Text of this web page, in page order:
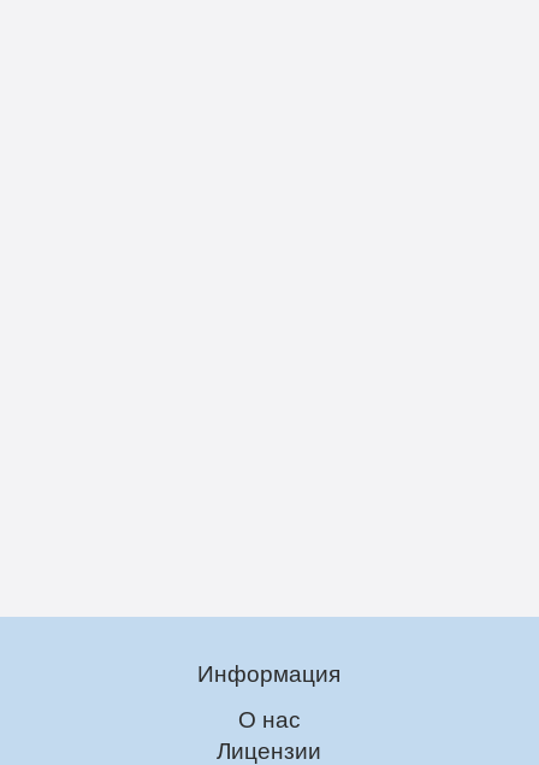
Информация
О нас
Лицензии